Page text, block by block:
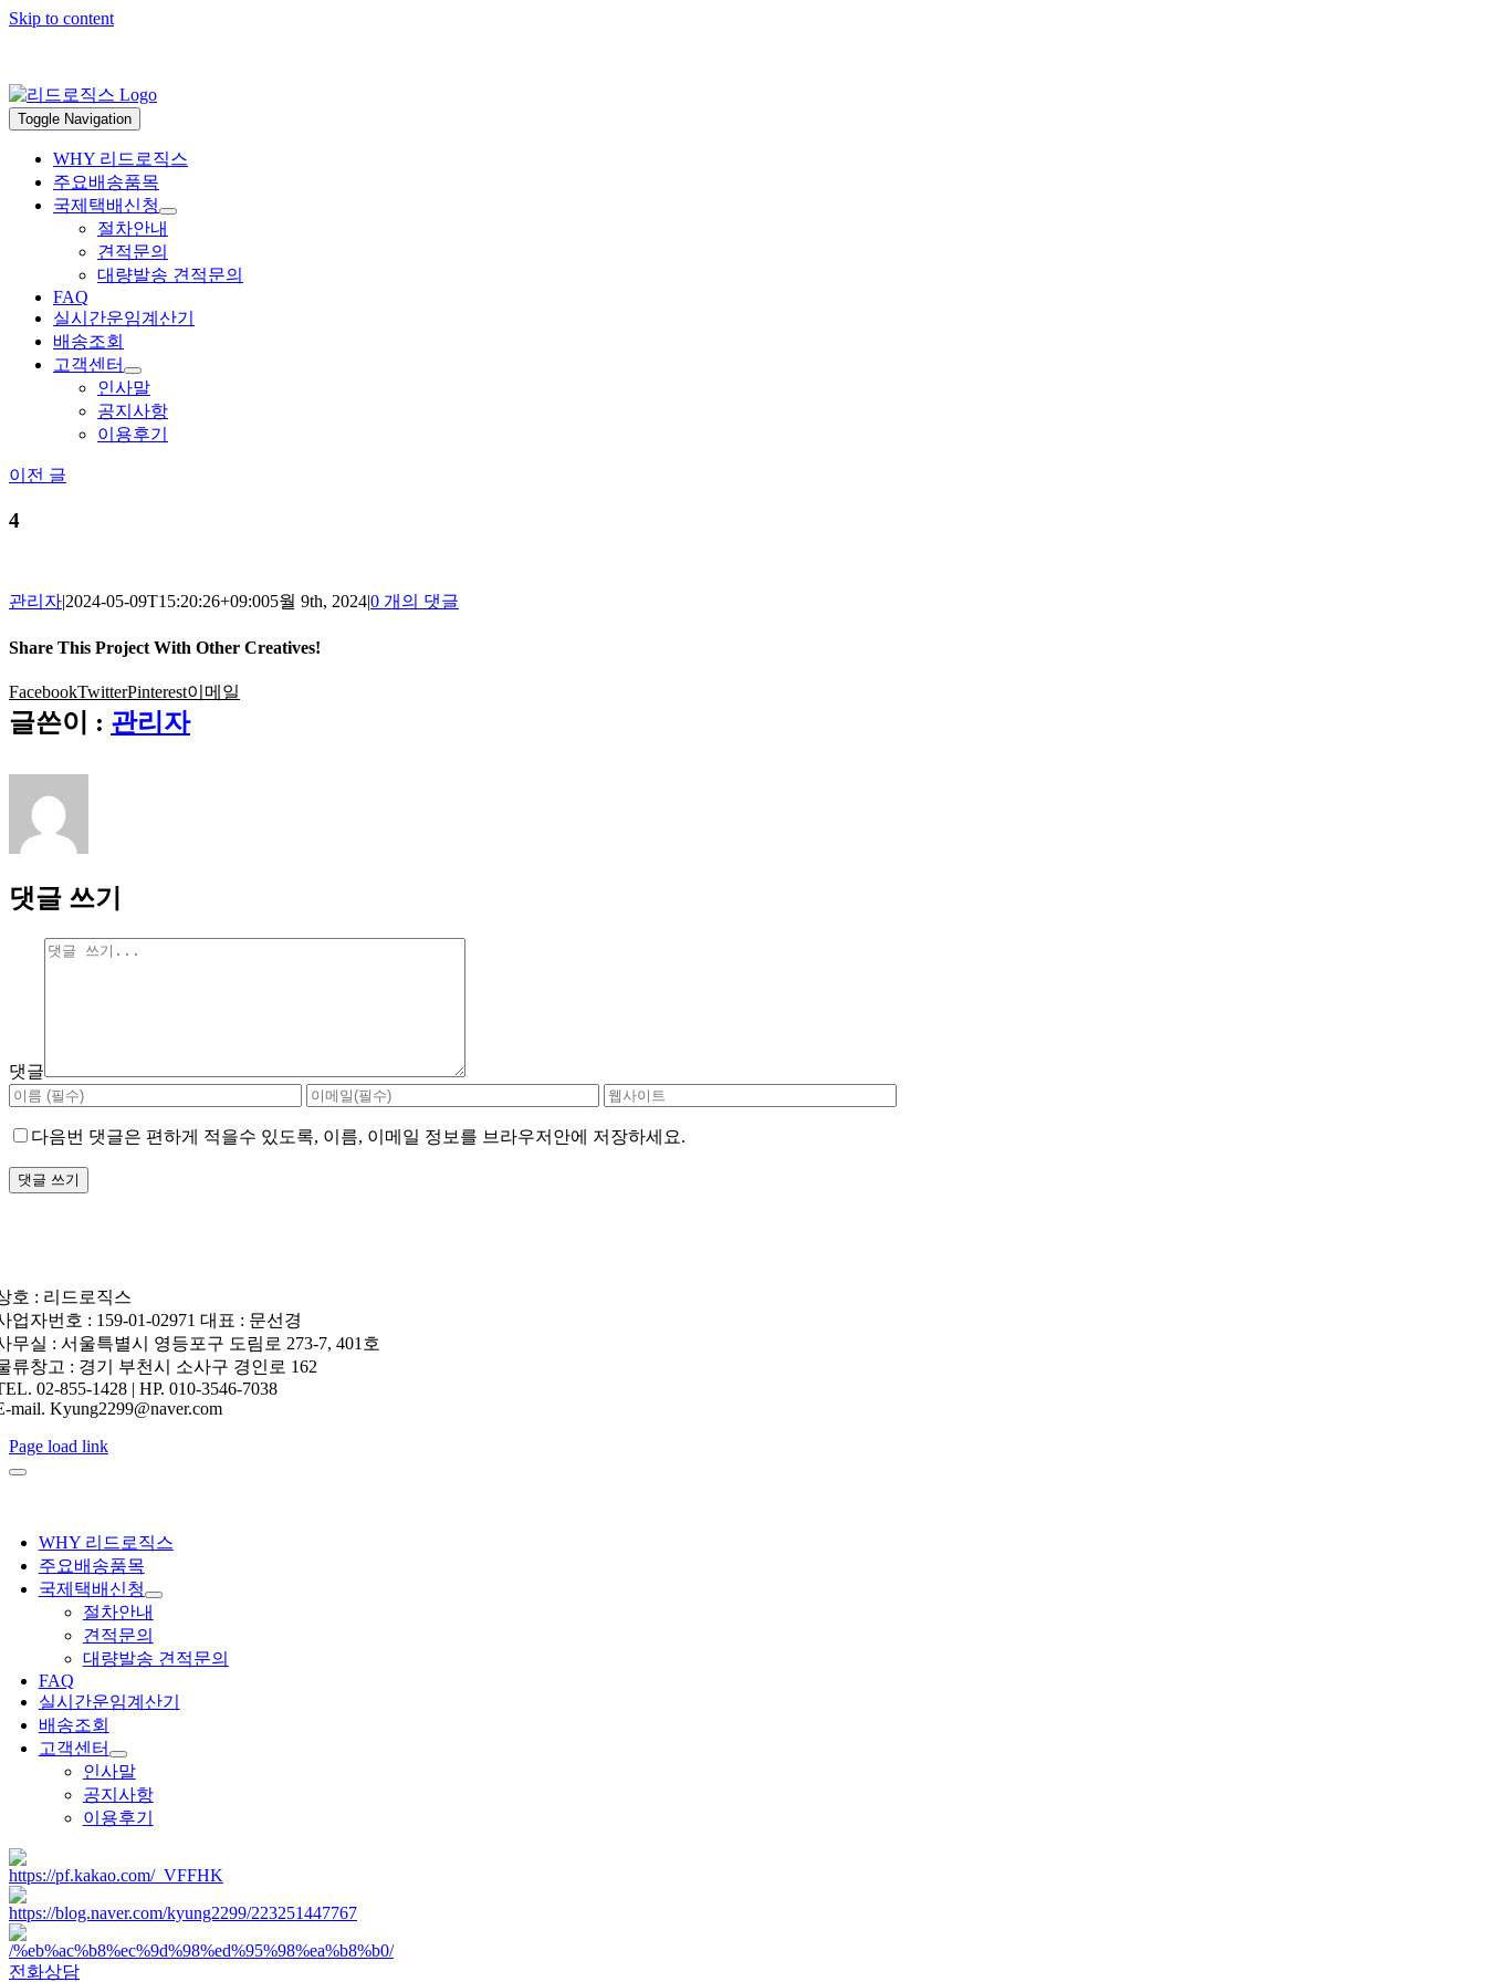
Skip to content
Toggle Navigation
WHY 리드로직스
주요배송품목
국제택배신청
절차안내
견적문의
대량발송 견적문의
FAQ
실시간운임계산기
배송조회
고객센터
인사말
공지사항
이용후기
이전 글
4
관리자|2024-05-09T15:20:26+09:005월 9th, 2024|0 개의 댓글
Share This Project With Other Creatives!
FacebookTwitterPinterest이메일
글쓴이 : 관리자
댓글 쓰기
댓글
다음번 댓글은 편하게 적을수 있도록, 이름, 이메일 정보를 브라우저안에 저장하세요.
호 : 리드로직스
업자번호 : 159-01-02971 대표 : 문선경
무실 : 서울특별시 영등포구 도림로 273-7, 401호
류창고 : 경기 부천시 소사구 경인로 162
02-855-1428 | HP. 010-3546-7038
mail. Kyung2299@naver.com
Page load link
WHY 리드로직스
주요배송품목
국제택배신청
절차안내
견적문의
대량발송 견적문의
FAQ
실시간운임계산기
배송조회
고객센터
인사말
공지사항
이용후기
전화상담